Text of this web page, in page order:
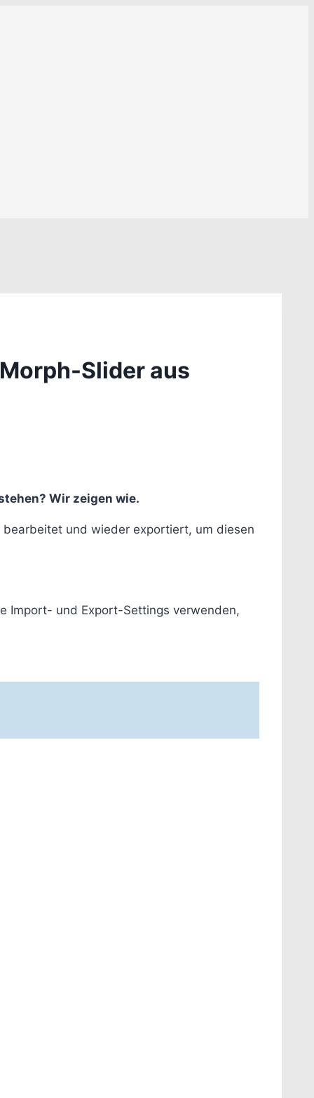
Slider aus
Wir zeigen wie.
und wieder exportiert, um diesen
Import- und Export-Settings verwenden,